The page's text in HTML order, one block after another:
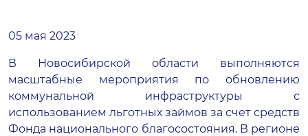
05 мая 2023
В Новосибирской области выполняются
масштабные мероприятия по обновлению
коммунальной инфраструктуры с
использованием льготных займов за счет средств
Фонда национального благосостояния. В регионе